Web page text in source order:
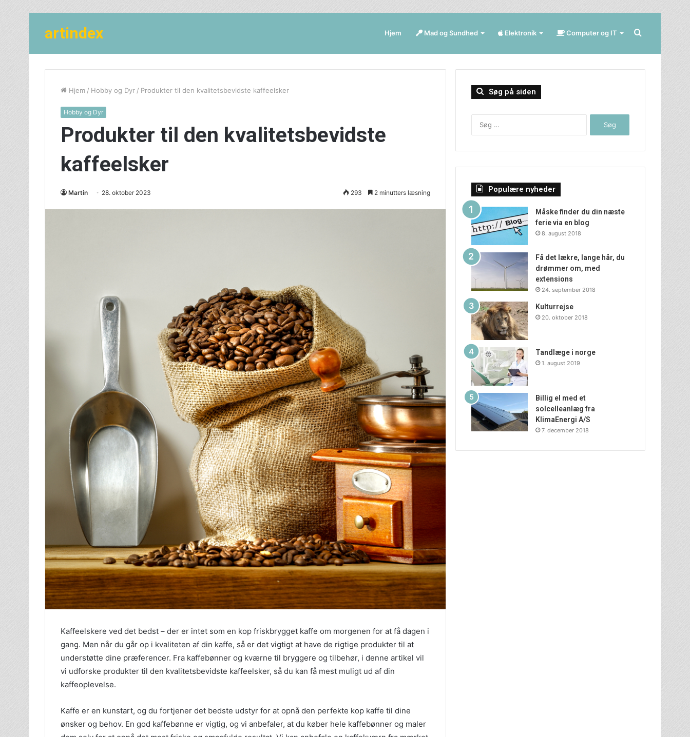
artindex Hjem Mad og Sundhed Elektronik Computer og IT Søg
efter
Hjem / Hobby og Dyr / Produkter til den kvalitetsbevidste kaffeelsker
Hobby og Dyr
Produkter til den kvalitetsbevidste
kaffeelsker
Martin 28. oktober 2023 293 2 minutters læsning
Kaffeelskere ved det bedst – der er intet som en kop friskbrygget kaffe om morgenen for at få dagen i
gang. Men når du går op i kvaliteten af din kaffe, så er det vigtigt at have de rigtige produkter til at
understøtte dine præferencer. Fra kaffebønner og kværne til bryggere og tilbehør, i denne artikel vil
vi udforske produkter til den kvalitetsbevidste kaffeelsker, så du kan få mest muligt ud af din
kaffeoplevelse.
Kaffe er en kunstart, og du fortjener det bedste udstyr for at opnå den perfekte kop kaffe til dine
ønsker og behov. En god kaffebønne er vigtig, og vi anbefaler, at du køber hele kaffebønner og maler
Søg på siden
Populære nyheder
Måske finder du din næste
ferie via en blog
8. august 2018
Få det lækre, lange hår, du
drømmer om, med
extensions
24. september 2018
Kulturrejse
20. oktober 2018
Tandlæge i norge
1. august 2019
Billig el med et
solcelleanlæg fra
KlimaEnergi A/S
7. december 2018